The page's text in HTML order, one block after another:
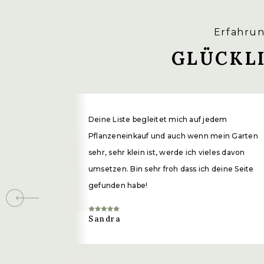
Deine Liste begleitet mich auf jedem
Pflanzeneinkauf und auch wenn mein Garten
sehr, sehr klein ist, werde ich vieles davon
umsetzen. Bin sehr froh dass ich deine Seite
gefunden habe!
Sandra